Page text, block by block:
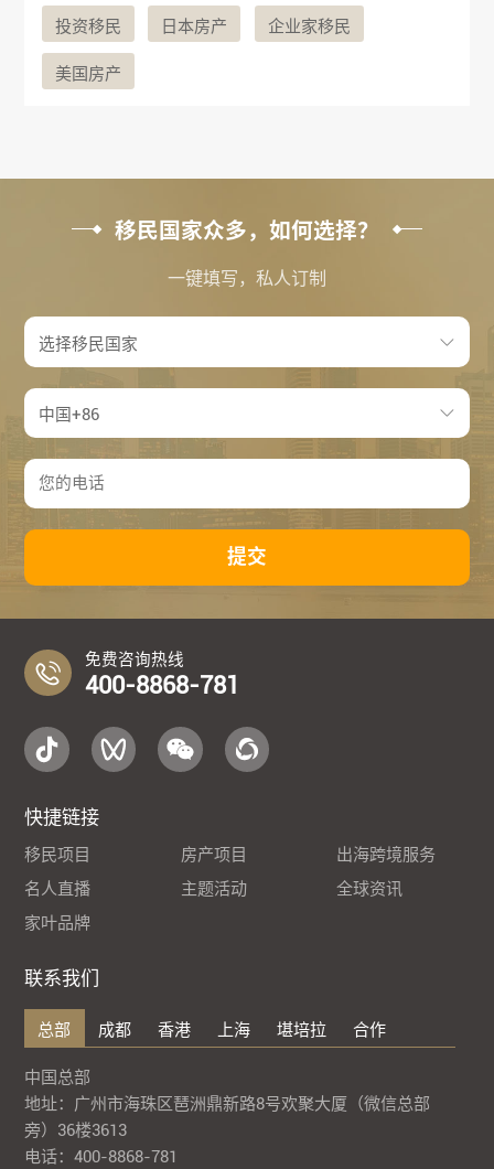
投资移民 日本房产 企业家移民
美国房产
移民国家众多，如何选择？
一键填写，私人订制
提交
免费咨询热线
400-8868-781
快捷链接
移民项目 房产项目
出海跨境服务
名人直播
主题活动
全球资讯
家叶品牌
联系我们
总部 成都 香港 上海 堪培拉 合作
中国总部
地址：广州市海珠区琶洲鼎新路8号欢聚大厦（微信总部
旁）36楼3613
电话：400-8868-781